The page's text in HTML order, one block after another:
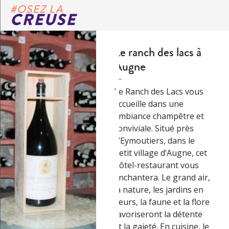
#OSEZ LA
CREUSE
Le ranch des lacs à
Augne
Le Ranch des Lacs vous
accueille dans une
ambiance champêtre et
conviviale. Situé près
d’Eymoutiers, dans le
petit village d’Augne, cet
hôtel-restaurant vous
enchantera. Le grand air,
la nature, les jardins en
fleurs, la faune et la flore
favoriseront la détente
et la gaieté. En cuisine, le